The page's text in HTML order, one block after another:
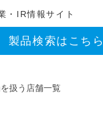
・IR情報サイト
製品検索はこちら
扱う店舗一覧